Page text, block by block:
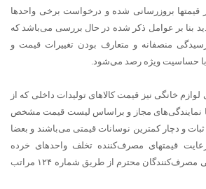
قیمتها بروزرسانی شده و درخواست برخی واحدها
بنا بر عوامل ذکر شده در حال بررسی می‌باشد که
منصفانه و متعارف بودن تغییرات قیمت و
حساسیت ویژه رصد می‌شود.
لوازم خانگی نیز قیمت کالاهای تولیدات داخلی که از
نمایندگی‌های مجاز و براساس لیست قیمت مشخص
و دچار کمترین نوسانات قیمتی می‌باشند و بعضا
قیمتهای مصرف‌کننده تخلف واحد‌های خرده
فروشی می‌باشد که بایستی مصرف‌کنندگان محترم از طریق شماره ۱۲۴ مراتب